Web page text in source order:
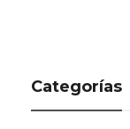
Categorías